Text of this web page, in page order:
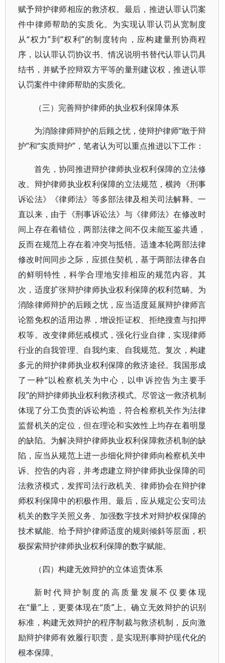
赋予辩护律师相应的救济权。最后，推进认罪认罚案
件中律师帮助的实质化。为实现认罪认罚从宽制度
从“权力”到“权利”的制度转向，应构建量刑协商程
序，以认罪认罚协议书、情况说明书替代认罪认罚具
结书，并赋予控辩双方平等的量刑建议权，推进认罪
认罚案件中律师帮助的实质化。
（三）完善辩护律师的执业权利保障体系
为消除律师辩护的后顾之忧，使辩护律师“敢于辩
护”和“实质辩护”，笔者认为可以重点推进以下工作：
首先，协同推进辩护律师执业权利保障的立法修
改。辩护律师执业权利保障的立法规范，横跨《刑事
诉讼法》《律师法》等多部法律及相关司法解释。一
直以来，由于《刑事诉讼法》与《律师法》在修改时
间上存在着错位，两部法律之间不仅未能互鉴共通，
反而在规范上存在着冲突与抵牾。适逢本轮两部法律
修改时间同步之际，应抓住契机，基于两部法律各自
的鲜明特性，科学合理地安排相应的规范内容。其
次，适度扩张辩护律师执业权利保障的权利范畴。为
消除律师辩护的后顾之忧，应当适度延展辩护律师言
论豁免权的适用边界，增设拒证权、拒绝搜查与扣押
权等。改变律师惩戒模式，强化行业自律，实现律师
行业的自我管理、自我约束、自我规范。复次，构建
多元的辩护律师执业权利保障的救济途径。我国形成
了一种“以检察机关为中心，以申诉控告为主要手
段”的辩护律师执业权利救济模式。尽管这一救济机制
体现了分工负责的诉讼构造，符合检察机关作为法律
监督机关的定位，但在理论和实效性上均存在着明显
的缺陷。为解决辩护律师执业权利保障救济机制的缺
陷，应当从规范上进一步细化辩护律师向检察机关申
诉、控告的内容，并考虑建立辩护律师执业保障的司
法救济模式，发挥司法行政机关、律师协会在辩护律
师权利保障中的积极作用。最后，应从规定公安司法
机关的数字关照义务、加强数字技术对辩护权保障的
技术赋能、给予辩护律师适度的规则倾斜等层面，积
极探索辩护律师执业权利保障的数字赋能。
（四）构建无效辩护的立体追责体系
新时代辩护制度的高质量发展不仅要体现
在“量”上，更要体现在“质”上。确立无效辩护的识别
标准，构建无效辩护的程序制裁与救济机制，反向激
励辩护律师有效履行职责，是实现刑事辩护现代化的
根本保障。